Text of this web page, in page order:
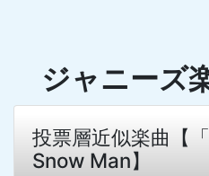
ジャニーズ
投票層近似楽曲【
Snow Man】